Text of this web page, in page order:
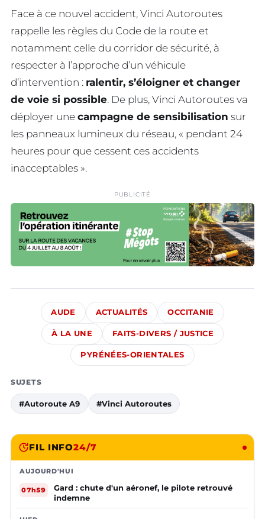
Face à ce nouvel accident, Vinci Autoroutes
rappelle les règles du Code de la route et
notamment celle du corridor de sécurité, à
respecter à l’approche d’un véhicule
d’intervention : ralentir, s’éloigner et changer
de voie si possible. De plus, Vinci Autoroutes va
déployer une campagne de sensibilisation sur
les panneaux lumineux du réseau, « pendant 24
heures pour que cessent ces accidents
inacceptables ».
PUBLICITÉ
AUDE ACTUALITÉS OCCITANIE
À LA UNE FAITS-DIVERS / JUSTICE
PYRÉNÉES-ORIENTALES
SUJETS
#Autoroute A9 #Vinci Autoroutes
FIL INFO24/7
AUJOURD'HUI
07h59
Gard : chute d'un aéronef, le pilote retrouvé
indemne